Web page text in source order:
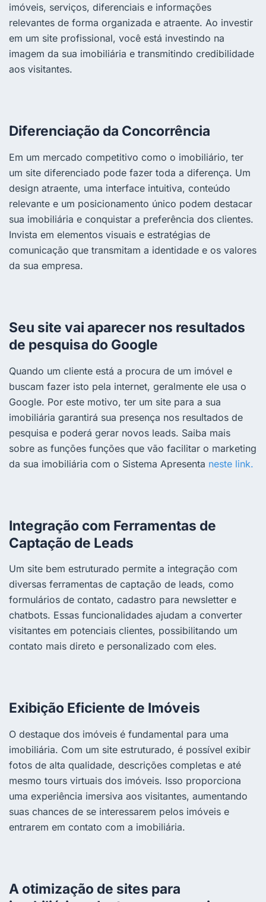
imóveis, serviços, diferenciais e informações
relevantes de forma organizada e atraente. Ao investir
em um site profissional, você está investindo na
imagem da sua imobiliária e transmitindo credibilidade
aos visitantes.
Diferenciação da Concorrência
Em um mercado competitivo como o imobiliário, ter
um site diferenciado pode fazer toda a diferença. Um
design atraente, uma interface intuitiva, conteúdo
relevante e um posicionamento único podem destacar
sua imobiliária e conquistar a preferência dos clientes.
Invista em elementos visuais e estratégias de
comunicação que transmitam a identidade e os valores
da sua empresa.
Seu site vai aparecer nos resultados
de pesquisa do Google
Quando um cliente está a procura de um imóvel e
buscam fazer isto pela internet, geralmente ele usa o
Google. Por este motivo, ter um site para a sua
imobiliária garantirá sua presença nos resultados de
pesquisa e poderá gerar novos leads. Saiba mais
sobre as funções funções que vão facilitar o marketing
da sua imobiliária com o Sistema Apresenta neste link.
Integração com Ferramentas de
Captação de Leads
Um site bem estruturado permite a integração com
diversas ferramentas de captação de leads, como
formulários de contato, cadastro para newsletter e
chatbots. Essas funcionalidades ajudam a converter
visitantes em potenciais clientes, possibilitando um
contato mais direto e personalizado com eles.
Exibição Eficiente de Imóveis
O destaque dos imóveis é fundamental para uma
imobiliária. Com um site estruturado, é possível exibir
fotos de alta qualidade, descrições completas e até
mesmo tours virtuais dos imóveis. Isso proporciona
uma experiência imersiva aos visitantes, aumentando
suas chances de se interessarem pelos imóveis e
entrarem em contato com a imobiliária.
A otimização de sites para